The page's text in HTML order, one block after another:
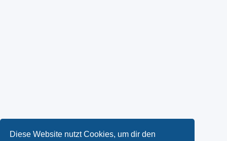
Diese Website nutzt Cookies, um dir den